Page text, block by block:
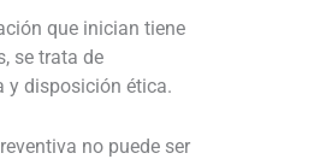
que inician tiene
se trata de
y disposición ética.
no puede ser